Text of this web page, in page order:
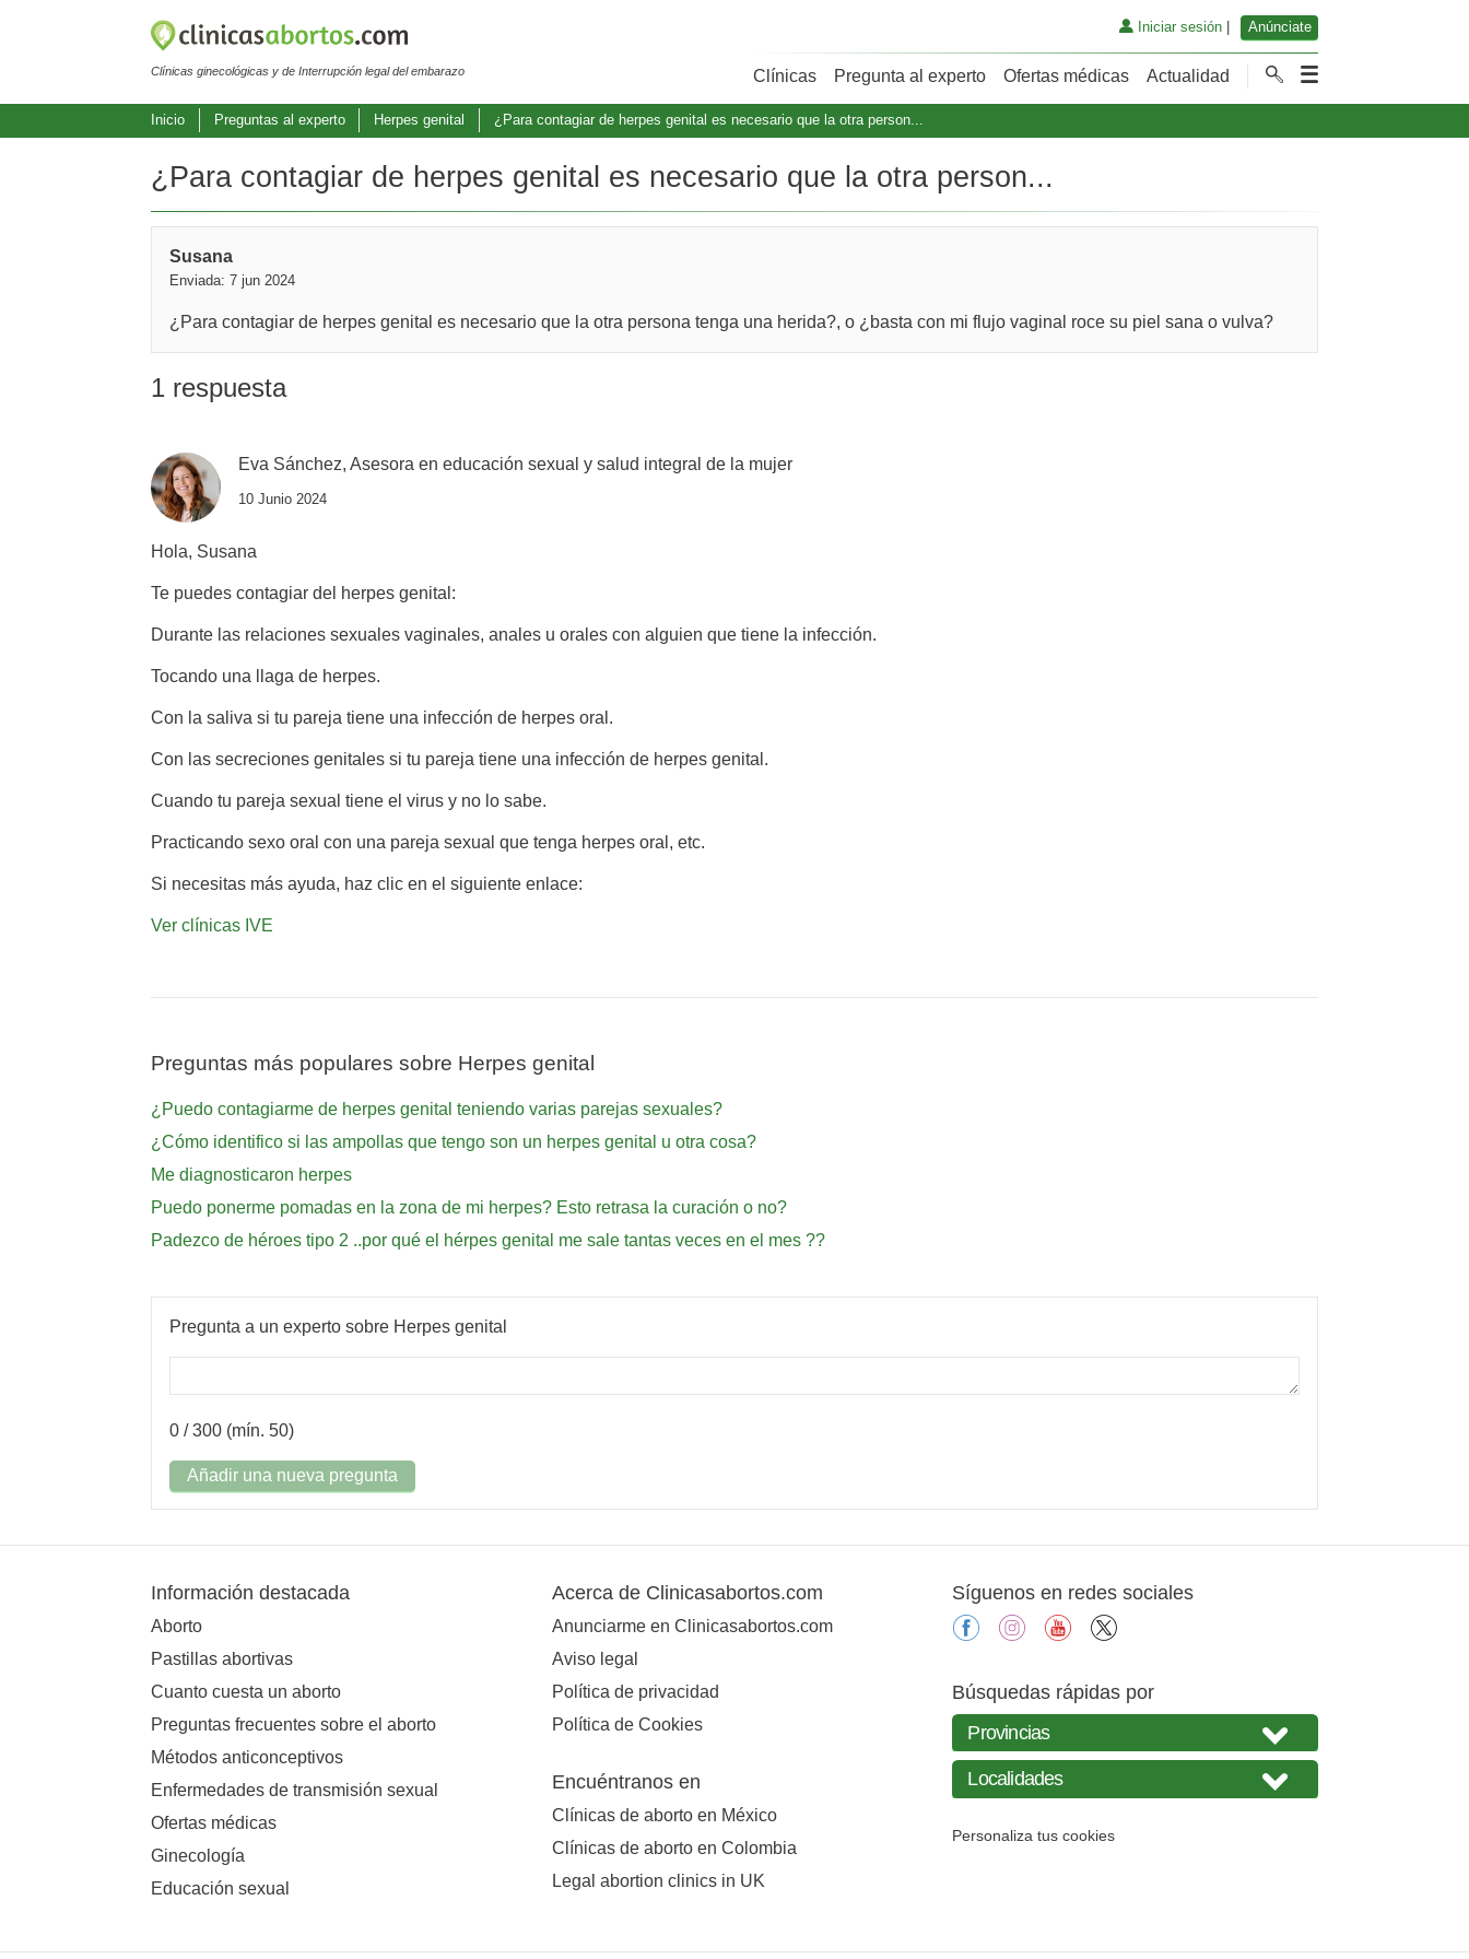
Clínicas ginecológicas y de Interrupción legal del embarazo
Iniciar sesión| Anúnciate
Clínicas Pregunta al experto Ofertas médicas Actualidad
Inicio Preguntas al experto Herpes genital ¿Para contagiar de herpes genital es necesario que la otra person...
¿Para contagiar de herpes genital es necesario que la otra person...
Susana
Enviada: 7 jun 2024
¿Para contagiar de herpes genital es necesario que la otra persona tenga una herida?, o ¿basta con mi flujo vaginal roce su piel sana o vulva?
1 respuesta
Eva Sánchez, Asesora en educación sexual y salud integral de la mujer
10 Junio 2024
Hola, Susana
Te puedes contagiar del herpes genital:
Durante las relaciones sexuales vaginales, anales u orales con alguien que tiene la infección.
Tocando una llaga de herpes.
Con la saliva si tu pareja tiene una infección de herpes oral.
Con las secreciones genitales si tu pareja tiene una infección de herpes genital.
Cuando tu pareja sexual tiene el virus y no lo sabe.
Practicando sexo oral con una pareja sexual que tenga herpes oral, etc.
Si necesitas más ayuda, haz clic en el siguiente enlace:
Ver clínicas IVE
Preguntas más populares sobre Herpes genital
¿Puedo contagiarme de herpes genital teniendo varias parejas sexuales?
¿Cómo identifico si las ampollas que tengo son un herpes genital u otra cosa?
Me diagnosticaron herpes
Puedo ponerme pomadas en la zona de mi herpes? Esto retrasa la curación o no?
Padezco de héroes tipo 2 ..por qué el hérpes genital me sale tantas veces en el mes ??
Pregunta a un experto sobre Herpes genital
0 / 300 (mín. 50)
Añadir una nueva pregunta
Información destacada
Aborto
Pastillas abortivas
Cuanto cuesta un aborto
Preguntas frecuentes sobre el aborto
Métodos anticonceptivos
Enfermedades de transmisión sexual
Ofertas médicas
Ginecología
Educación sexual
Acerca de Clinicasabortos.com
Anunciarme en Clinicasabortos.com
Aviso legal
Política de privacidad
Política de Cookies
Encuéntranos en
Clínicas de aborto en México
Clínicas de aborto en Colombia
Legal abortion clinics in UK
Síguenos en redes sociales
facebookinstagramyoutube
Búsquedas rápidas por
Personaliza tus cookies